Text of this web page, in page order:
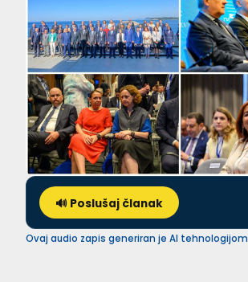
🔊 Poslušaj članak
Ovaj audio zapis generiran je AI tehnologijom